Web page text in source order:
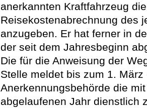
anerkannten Kraftfahrzeug
Reisekostenabrechnung des
anzugeben. Er hat ferner in
der seit dem Jahresbeginn
Die für die Anweisung der
Stelle meldet bis zum 1.
Anerkennungsbehörde die
abgelaufenen Jahr dienstlich